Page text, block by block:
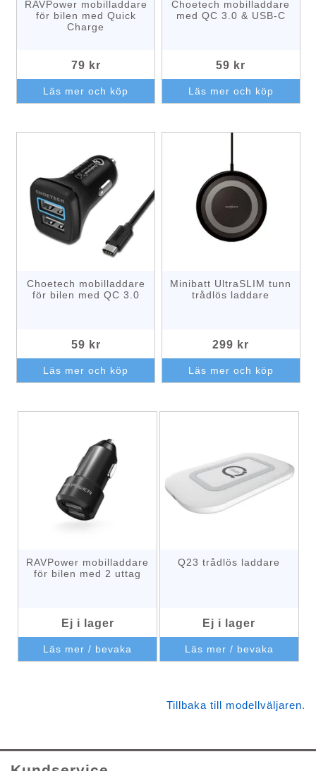
RAVPower mobilladdare
för bilen med Quick
Charge
79 kr
Läs mer och köp
Choetech mobilladdare
med QC 3.0 & USB-C
59 kr
Läs mer och köp
Choetech mobilladdare
för bilen med QC 3.0
59 kr
Läs mer och köp
Minibatt UltraSLIM tunn
trådlös laddare
299 kr
Läs mer och köp
RAVPower mobilladdare
för bilen med 2 uttag
Ej i lager
Läs mer / bevaka
Q23 trådlös laddare
Ej i lager
Läs mer / bevaka
Tillbaka till modellväljaren.